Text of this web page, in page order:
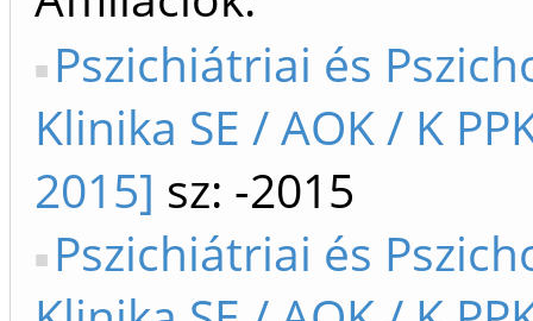
Pszichiátriai és
Klinika SE / AOK / K
2015] sz: -2015
Pszichiátriai és